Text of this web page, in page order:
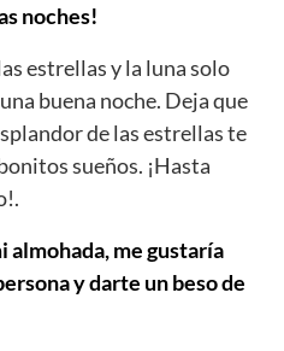
noches!
estrellas y la luna solo
buena noche. Deja que
de las estrellas te
sueños. ¡Hasta
almohada, me gustaría
y darte un beso de